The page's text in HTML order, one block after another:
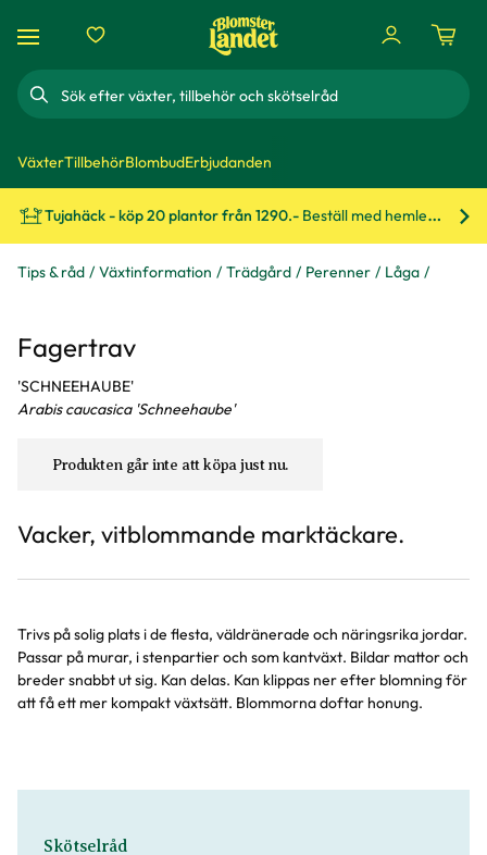
Sök
VäxterTillbehörBlombudErbjudanden
Tujahäck - köp 20 plantor från 1290.- Beställ med hemleverans!
Tips & råd Växtinformation Trädgård Perenner Låga
Fagertrav
'SCHNEEHAUBE'
Arabis caucasica 'Schneehaube'
Produkten går inte att köpa just nu.
Vacker, vitblommande marktäckare.
Trivs på solig plats i de flesta, väldränerade och näringsrika jordar.
Passar på murar, i stenpartier och som kantväxt. Bildar mattor och
breder snabbt ut sig. Kan delas. Kan klippas ner efter blomning för
att få ett mer kompakt växtsätt. Blommorna doftar honung.
Skötselråd